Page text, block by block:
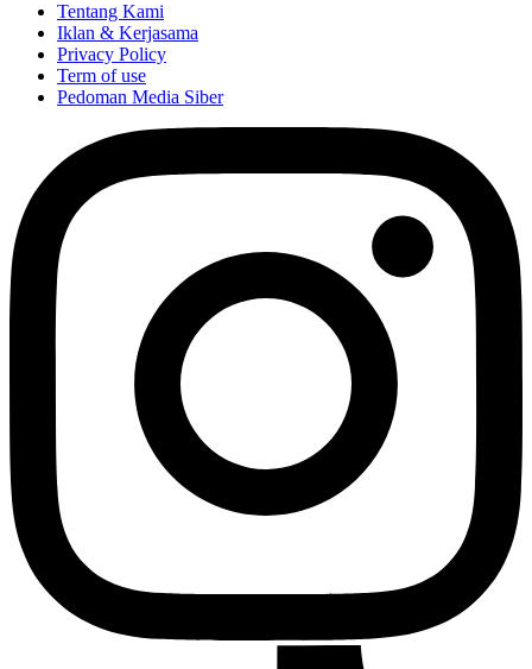
Tentang Kami
Iklan & Kerjasama
Privacy Policy
Term of use
Pedoman Media Siber